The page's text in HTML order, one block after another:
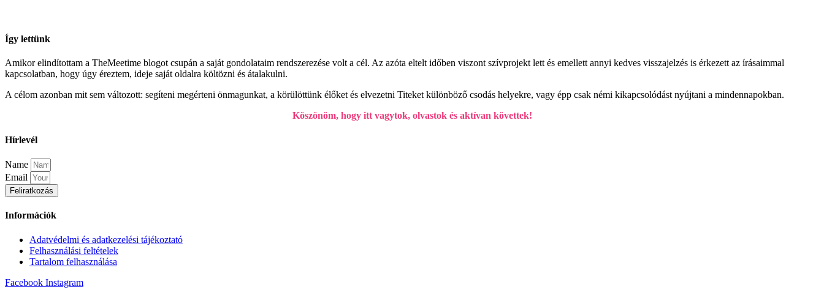
Így lettünk
Amikor elindítottam a TheMeetime blogot csupán a saját gondolataim rendszerezése volt a cél. Az azóta eltelt időben viszont szívprojekt lett és emellett annyi kedves visszajelzés is érkezett az írásaimmal
kapcsolatban, hogy úgy éreztem, ideje saját oldalra költözni és átalakulni.
A célom azonban mit sem változott: segíteni megérteni önmagunkat, a körülöttünk élőket és elvezetni Titeket különböző csodás helyekre, vagy épp csak némi kikapcsolódást nyújtani a mindennapokban.
Köszönöm, hogy itt vagytok, olvastok és aktívan követtek!
Hírlevél
Name
Email
Feliratkozás
Információk
Adatvédelmi és adatkezelési tájékoztató
Felhasználási feltételek
Tartalom felhasználása
Facebook Instagram